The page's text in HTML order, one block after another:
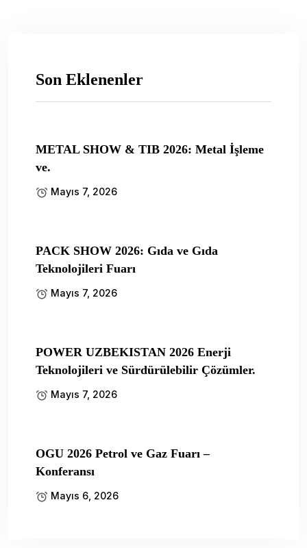
Son Eklenenler
METAL SHOW & TIB 2026: Metal İşleme
ve.
Mayıs 7, 2026
PACK SHOW 2026: Gıda ve Gıda
Teknolojileri Fuarı
Mayıs 7, 2026
POWER UZBEKISTAN 2026 Enerji
Teknolojileri ve Sürdürülebilir Çözümler.
Mayıs 7, 2026
OGU 2026 Petrol ve Gaz Fuarı –
Konferansı
Mayıs 6, 2026